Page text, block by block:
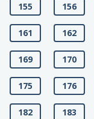
155 156
161 162
169 170
175 176
182 183